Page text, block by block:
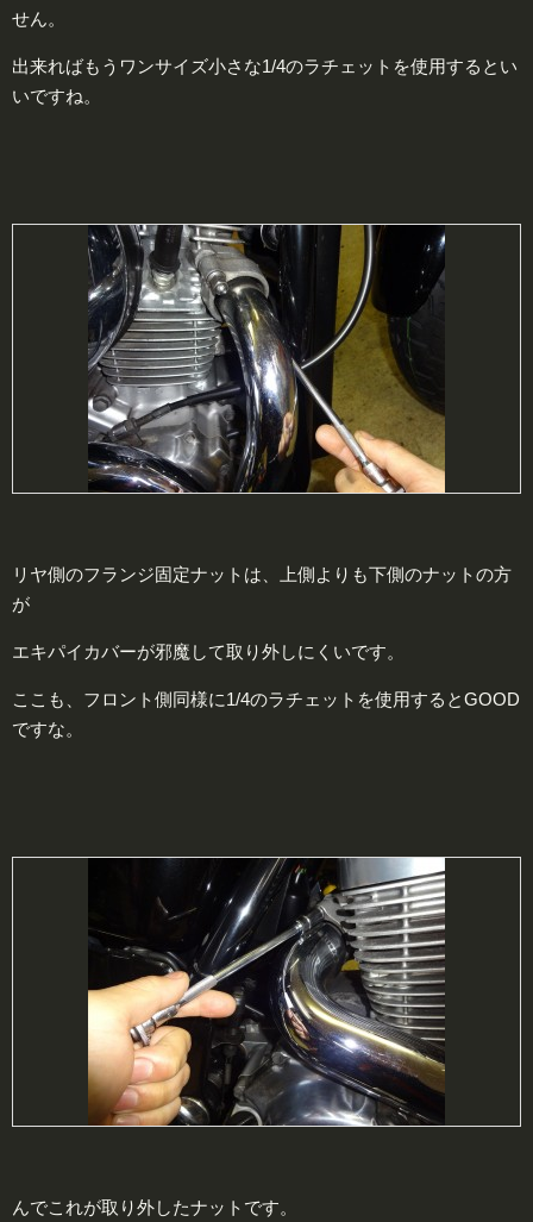
せん。
出来ればもうワンサイズ小さな1/4のラチェットを使用するとい
いですね。
リヤ側のフランジ固定ナットは、上側よりも下側のナットの方
が
エキパイカバーが邪魔して取り外しにくいです。
ここも、フロント側同様に1/4のラチェットを使用するとGOOD
ですな。
んでこれが取り外したナットです。